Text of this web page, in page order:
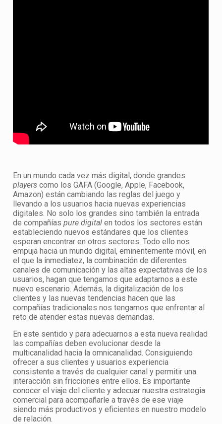
En un mundo cada vez más digital, donde grandes
players como los GAFA (Google, Apple, Facebook,
Amazon) están cambiando las reglas del juego y
llevando a los usuarios hacia nuevas experiencias
digitales. No solo los grandes sino también la entrada
de compañíaspure digital en todos los sectores están
estableciendo nuevos estándares que los clientes
esperan encontrar en otros sectores. Todo ello nos
empuja hacia un mundo digital, eminentemente móvil, en
el que la inmediatez, la combinación de diferentes
canales de comunicación y las altas expectativas de los
usuarios, hagan que tengamos que adaptarnos a este
nuevo escenario. Además, la digitalización de los
clientes y las nuevas tendencias hacen que las
compañías tradicionales nos tengamos que enfrentar al
reto de atender estas nuevas demandas.
En este sentido y para adecuarnos a esta nueva realidad
las compañías deben evolucionar desde la
multicanalidad hacia la omnicanalidad. Consiguiendo
ofrecer a sus clientes y usuarios experiencia
consistente a través de cualquier canal y permitir una
interacción sin fricciones entre ellos. Es importante
conocer el viaje del cliente y adecuar nuestra estrategia
comercial para acompañarle a través de ese viaje
siendo más productivos y eficientes en nuestro modelo
de relación.